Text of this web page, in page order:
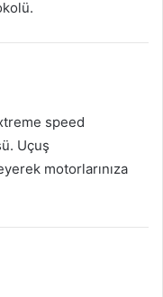
speed
Uçuş
motorlarınıza